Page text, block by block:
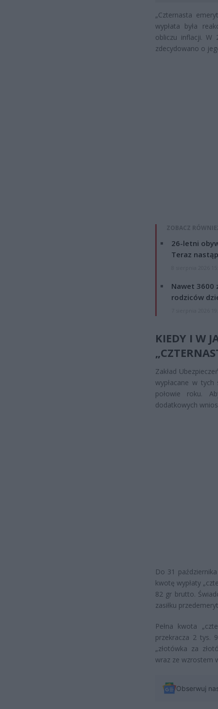
„Czternasta
wypłata była
obliczu inflacji. W
zdecydowano o
ZOBACZ
26-letni
Teraz
Nawet 3600
rodziców
KIEDY I W
Zakład
wypłacane w
połowie roku.
dodatkowych
Do 31
kwotę wypłaty
82 gr brutto.
zasiłku
Pełna kwota
przekracza 2 tys.
„złotówka za
wraz ze wzrostem
Obserwuj